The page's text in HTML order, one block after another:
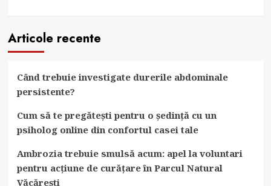
Articole recente
Când trebuie investigate durerile abdominale
persistente?
Cum să te pregătești pentru o ședință cu un
psiholog online din confortul casei tale
Ambrozia trebuie smulsă acum: apel la voluntari
pentru acțiune de curățare în Parcul Natural
Văcărești